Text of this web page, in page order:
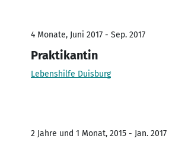
4 Monate, Juni 2017 - Sep. 2017
Praktikantin
Lebenshilfe Duisburg
2 Jahre und 1 Monat, 2015 - Jan. 2017